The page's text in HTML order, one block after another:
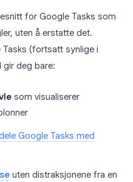
for Google Tasks som
uten å erstatte det.
(fortsatt synlige i
gir deg bare:
som visualiserer
Google Tasks med
uten distraksjonene fra en